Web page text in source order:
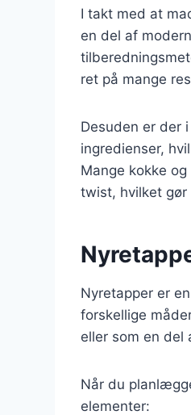
I takt med at
en del af
ret på mange
Desuden er der
ingredienser,
Mange kokke
twist, hvilket
Nyretapper er
forskellige
eller som en del
Når du
elementer: